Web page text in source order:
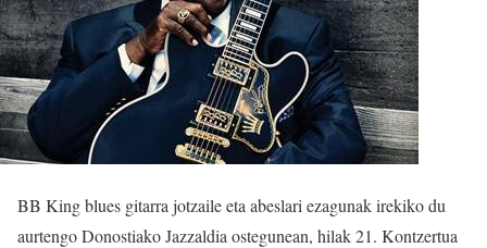
BB King blues gitarra jotzaile eta abeslari ezagunak irekiko du
aurtengo Donostiako Jazzaldia ostegunean, hilak 21. Kontzertua